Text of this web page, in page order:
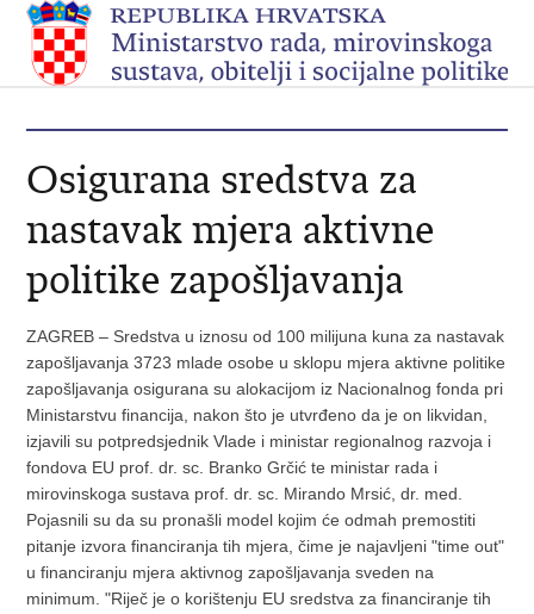
Osigurana sredstva za
nastavak mjera aktivne
politike zapošljavanja
ZAGREB – Sredstva u iznosu od 100 milijuna kuna za nastavak
zapošljavanja 3723 mlade osobe u sklopu mjera aktivne politike
zapošljavanja osigurana su alokacijom iz Nacionalnog fonda pri
Ministarstvu financija, nakon što je utvrđeno da je on likvidan,
izjavili su potpredsjednik Vlade i ministar regionalnog razvoja i
fondova EU prof. dr. sc. Branko Grčić te ministar rada i
mirovinskoga sustava prof. dr. sc. Mirando Mrsić, dr. med.
Pojasnili su da su pronašli model kojim će odmah premostiti
pitanje izvora financiranja tih mjera, čime je najavljeni "time out"
u financiranju mjera aktivnog zapošljavanja sveden na
minimum. "Riječ je o korištenju EU sredstva za financiranje tih